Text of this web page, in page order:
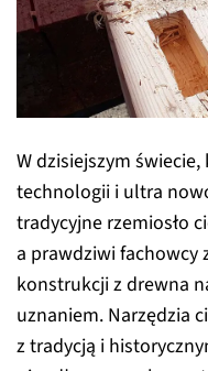
W dzisiejszym
technologii i ultra
tradycyjne rzemiosło
a prawdziwi fachowcy
konstrukcji z drewna
uznaniem. Narzędzia
z tradycją i